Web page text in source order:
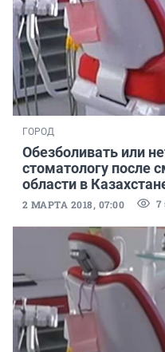
ГОРОД
Обезболивать или
стоматологу после
области в
2 МАРТА 2018, 07:00 7